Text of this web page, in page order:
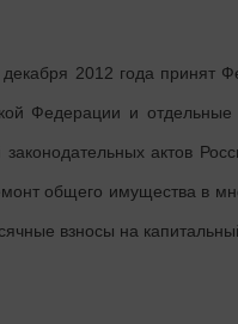
декабря 2012 года
Федерации и
актов
общего имущества в
взносы на